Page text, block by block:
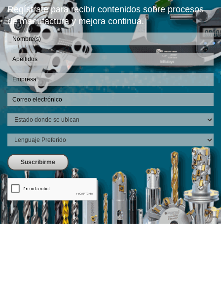
Regístrate para recibir contenidos sobre procesos
de manufactura y mejora continua.